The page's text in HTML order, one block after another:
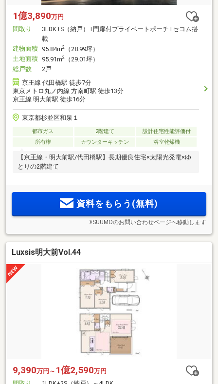
1億3,890万円
間取り
3LDK+S（納戸）+門扉付プライベートポーチ+セコム搭
載
建物面積 95.84m2
（28.99坪）
土地面積 95.91m2
（29.01坪）
総戸数
2戸
京王線 代田橋駅 徒歩7分
東京メトロ丸ノ内線 方南町駅 徒歩13分
京王線 明大前駅 徒歩16分
東京都杉並区和泉１
都市ガス 2階建て
設計住宅性能評価付
所有権
カウンターキッチン 浴室乾燥機
【京王線・明大前駅/代田橋駅】長期優良住宅×太陽光発電×ゆ
とりの2階建て
資料をもらう(無料)
※SUUMOのお問い合わせページへ移動します
Luxsis明大前Vol.44
9,390万円～ 1億2,590万円